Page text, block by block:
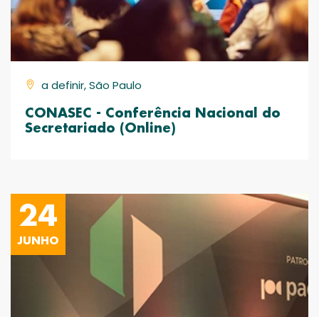
a definir, São Paulo
CONASEC - Conferência Nacional do
Secretariado (Online)
24
JUNHO